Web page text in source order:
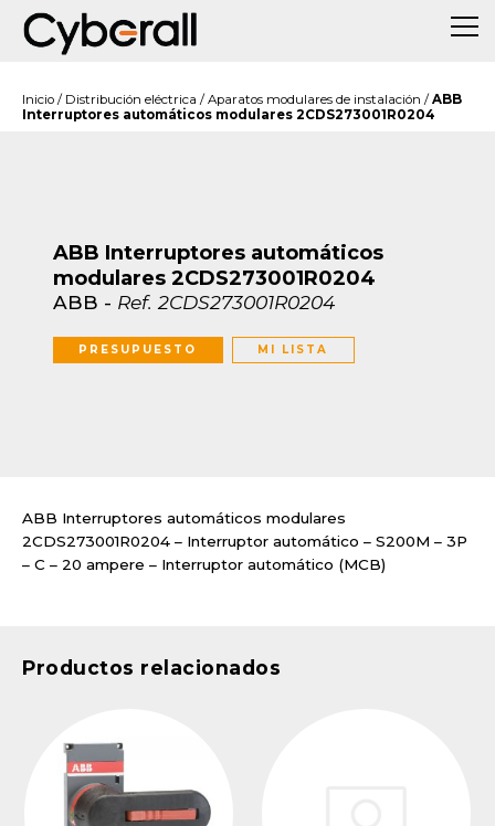
Inicio / Distribución eléctrica / Aparatos modulares de instalación / ABB
Interruptores automáticos modulares 2CDS273001R0204
ABB Interruptores automáticos
modulares 2CDS273001R0204
ABB - Ref. 2CDS273001R0204
PRESUPUESTO MI LISTA
ABB Interruptores automáticos modulares
2CDS273001R0204 – Interruptor automático – S200M – 3P
– C – 20 ampere – Interruptor automático (MCB)
Productos relacionados